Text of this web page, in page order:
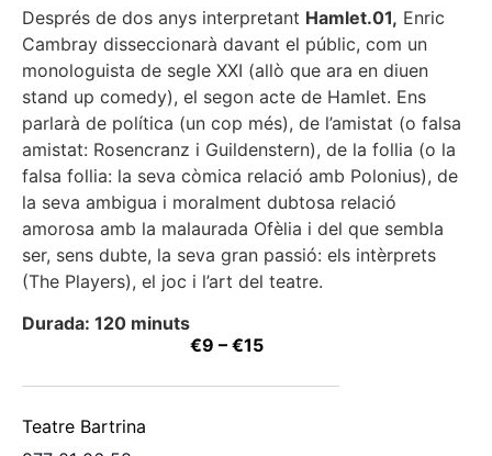
Després de dos anys interpretant Hamlet.01, Enric
Cambray disseccionarà davant el públic, com un
monologuista de segle XXI (allò que ara en diuen
stand up comedy), el segon acte de Hamlet. Ens
parlarà de política (un cop més), de l’amistat (o falsa
amistat: Rosencranz i Guildenstern), de la follia (o la
falsa follia: la seva còmica relació amb Polonius), de
la seva ambigua i moralment dubtosa relació
amorosa amb la malaurada Ofèlia i del que sembla
ser, sens dubte, la seva gran passió: els intèrprets
(The Players), el joc i l’art del teatre.
Durada: 120 minuts
€9 – €15
Teatre Bartrina